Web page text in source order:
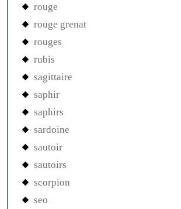
rouge
rouge grenat
rouges
rubis
sagittaire
saphir
saphirs
sardoine
sautoir
sautoirs
scorpion
seo